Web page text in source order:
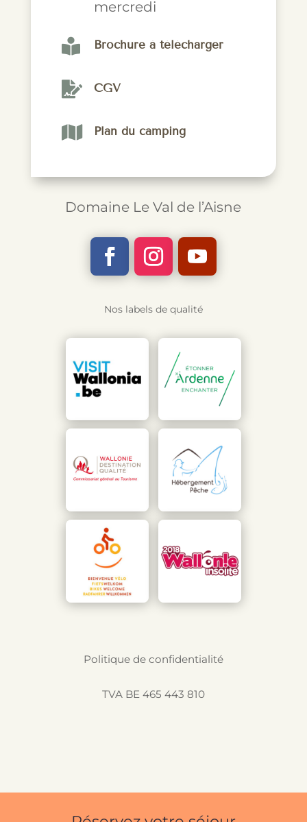
mercredi
 Brochure à télécharger
 CGV
 Plan du camping
Domaine Le Val de l’Aisne
Nos labels de qualité
Politique de confidentialité
TVA BE 465 443 810